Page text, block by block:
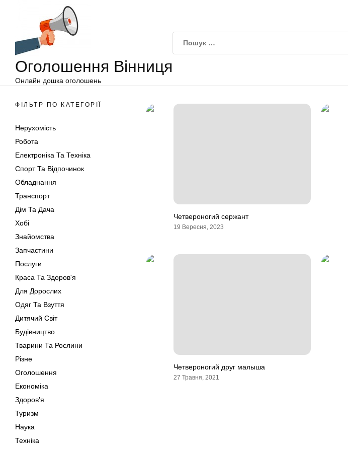
Оголошення Вінниця
Онлайн дошка оголошень
ФІЛЬТР ПО КАТЕГОРІЇ
Нерухомість
Робота
Електроніка Та Техніка
Спорт Та Відпочинок
Обладнання
Транспорт
Дім Та Дача
Хобі
Знайомства
Запчастини
Послуги
Краса Та Здоров'я
Для Дорослих
Одяг Та Взуття
Дитячий Світ
Будівництво
Тварини Та Рослини
Різне
Оголошення
Економіка
Здоров'я
Туризм
Наука
Техніка
Четвероногий сержант
19 Вересня, 2023
Четвероногий друг малыша
27 Травня, 2021